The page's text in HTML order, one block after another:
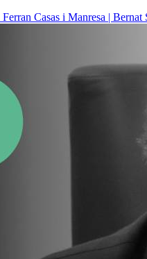
Ferran Casas i Manresa | Bernat